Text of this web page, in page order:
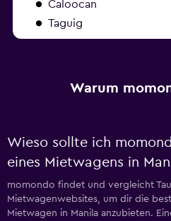
Caloocan
Taguig
Warum
Wieso sollte ich
eines Mietwagens in
momondo findet und vergleicht
Mietwagenwebsites, um dir die
Mietwagen in Manila anzubieten.